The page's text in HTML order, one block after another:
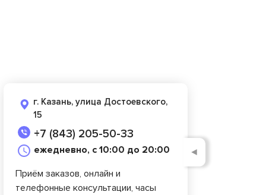
г. Казань, улица Достоевского,
15
+7 (843) 205-50-33
ежедневно, с 10:00 до 20:00
Приём заказов, онлайн и
телефонные консультации, часы
◄